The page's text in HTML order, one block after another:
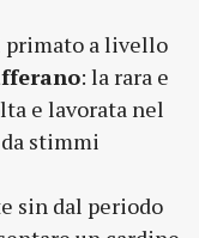
primato a livello
: la rara e
e lavorata nel
stimmi
sin dal periodo